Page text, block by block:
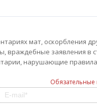
мат, оскорбления
враждебные заявления в
нарушающие правила